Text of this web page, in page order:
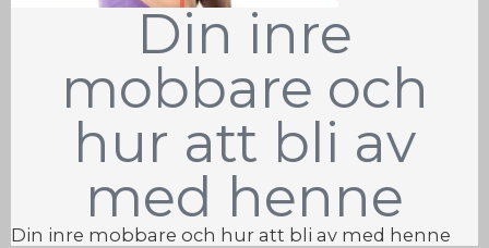
Din inre
mobbare och
hur att bli av
med henne
Din inre mobbare och hur att bli av med henne